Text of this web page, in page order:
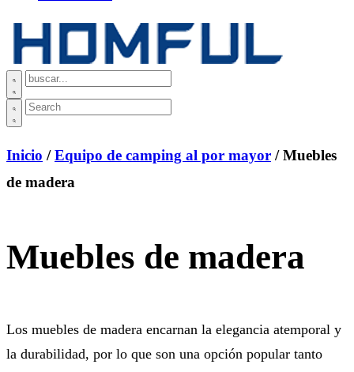
Inicio /Equipo de camping al por mayor / Muebles
de madera
Muebles de madera
Los muebles de madera encarnan la elegancia atemporal y
la durabilidad, por lo que son una opción popular tanto